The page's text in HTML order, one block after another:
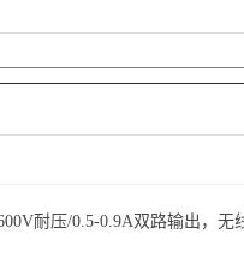
耐压/0.5-0.9A双路输出，无